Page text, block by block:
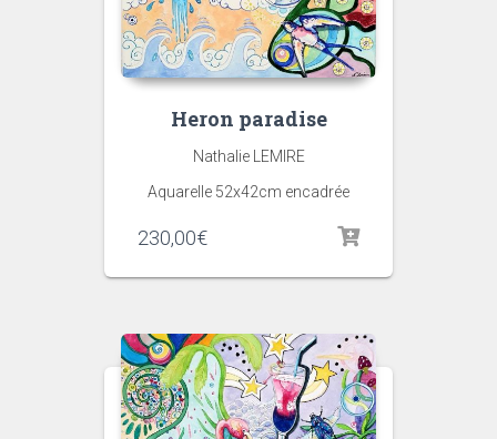
Heron paradise
Nathalie LEMIRE
Aquarelle 52x42cm encadrée
230,00€